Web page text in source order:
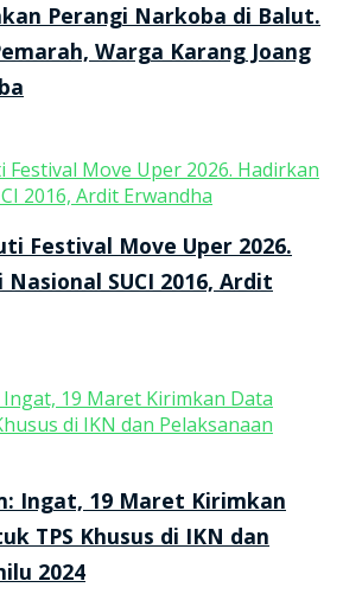
Perangi Narkoba di Balut.
Warga Karang Joang
Festival Move Uper 2026.
SUCI 2016, Ardit
Ingat, 19 Maret Kirimkan
TPS Khusus di IKN dan
2024